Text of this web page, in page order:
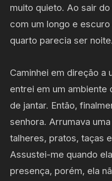
muito quieto. Ao sair
com um longo e
quarto parecia ser noite.
Caminhei em direção a
entrei em um ambiente
de jantar. Então,
senhora. Arrumava
talheres, pratos, taças
Assustei-me quando
presença, porém, ela